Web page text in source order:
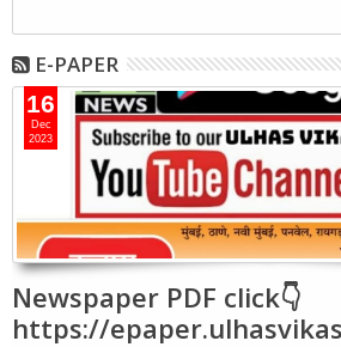
E-PAPER
16
Dec
2023
Newspaper PDF click👇
https://